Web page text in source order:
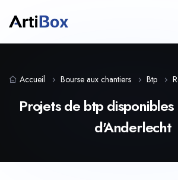
Accueil Bourse aux chantiers Btp
Projets de btp
d'Anderlecht